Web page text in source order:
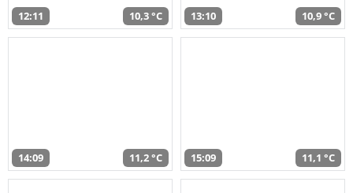
12:11 10,3 °C 13:10 10,9 °C
14:09 11,2 °C 15:09 11,1 °C